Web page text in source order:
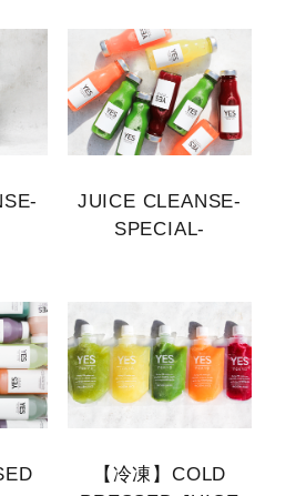
JUICE CLEANSE-
SPECIAL-
【冷凍】COLD